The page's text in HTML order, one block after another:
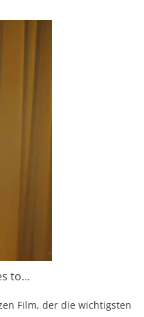
to…
Film, der die wichtigsten